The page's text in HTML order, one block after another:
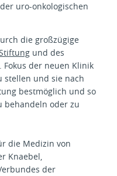
uro-onkologischen
die großzügige
und des
. Fokus der neuen Klinik
stellen und sie nach
bestmöglich und so
behandeln oder zu
die Medizin von
Knaebel,
der